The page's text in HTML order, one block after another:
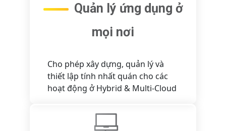
Quản lý ứng dụng ở
mọi nơi
Cho phép xây dựng, quản lý và
thiết lập tính nhất quán cho các
hoạt động ở Hybrid & Multi-Cloud